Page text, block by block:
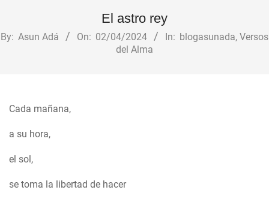
El astro rey
By: Asun Adá On: 02/04/2024 In: blogasunada, Versos
del Alma
Cada mañana,
a su hora,
el sol,
se toma la libertad de hacer